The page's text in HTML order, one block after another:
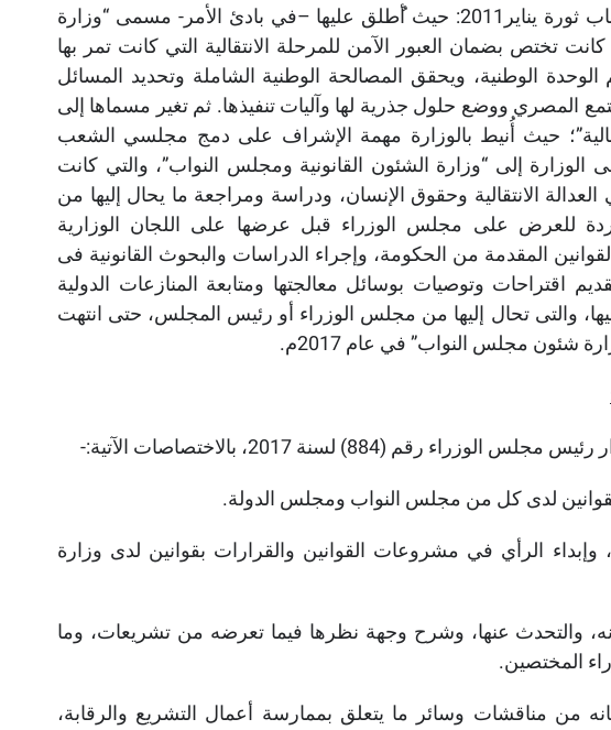
حيث أ
طلق عليها –في بادئ الأمر- مسمى “وزارة
كانت تختص بضمان العبور الآمن للمرحلة الانتقالية التي كانت تمر بها
الوحدة الوطنية، ويحقق المصالحة الوطنية الشاملة وتحديد المسائل
المصري ووضع حلول جذرية لها وآليات تنفيذها. ثم تغير مسماها إلى
حيث أُنيط بالوزارة مهمة الإشراف على دمج مجلسي الشعب
إلى “وزارة الشئون القانونية ومجلس النواب”، والتي كانت
الانتقالية وحقوق الإنسان، ودراسة ومراجعة ما يحال إليها من
للعرض على مجلس الوزراء قبل عرضها على اللجان الوزارية
المقدمة من الحكومة، وإجراء الدراسات والبحوث القانونية فى
اقتراحات وتوصيات بوسائل معالجتها ومتابعة المنازعات الدولية
والتى تحال إليها من مجلس الوزراء أو رئيس المجلس، حتى انتهت
شئون مجلس النواب” في عام 2017م.
(884) لسنة 2017، بالاختصاصات الآتية:-
لدى كل من مجلس النواب ومجلس الدولة.
وإبداء الرأي في مشروعات القوانين والقرارات بقوانين لدى وزارة
والتحدث عنها، وشرح وجهة نظرها فيما تعرضه من تشريعات، وما
المختصين.
من مناقشات وسائر ما يتعلق بممارسة أعمال التشريع والرقابة،